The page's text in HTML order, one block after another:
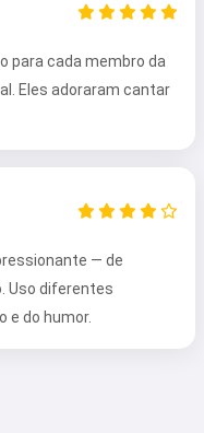
para cada membro da
Eles adoraram cantar
— de
Uso diferentes
e do humor.
de parabéns